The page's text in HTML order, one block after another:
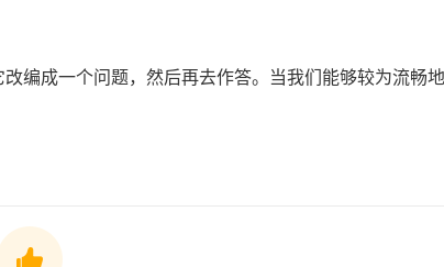
编成一个问题，然后再去作答。当我们能够较为流畅地